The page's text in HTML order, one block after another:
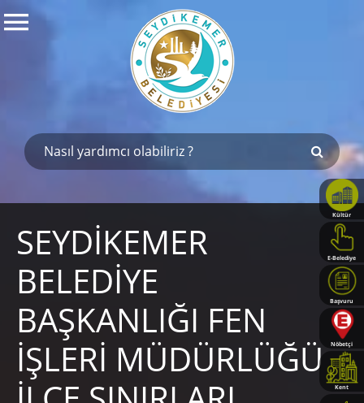
Kültür
Haritası
E-Belediye
Başvuru
Rehberi
Nöbetçi
Eczaneler
Kent
SEYDİKEMER
BELEDİYE
BAŞKANLIĞI FEN
İŞLERİ MÜDÜRLÜĞÜ